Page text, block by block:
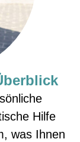
Hilfe
was Ihnen